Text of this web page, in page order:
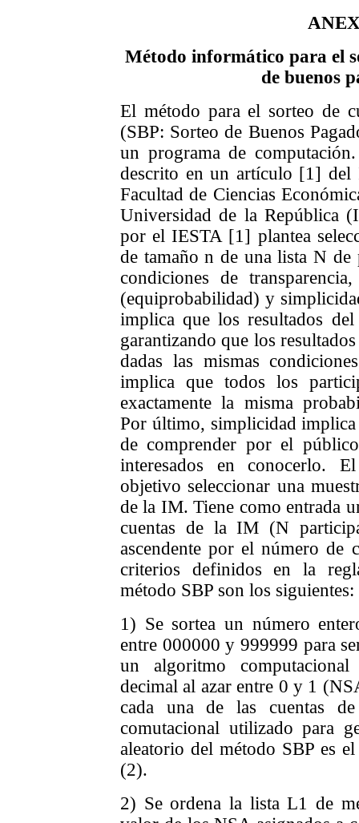
Método informático para el
de buenos
El método para el sorteo de
(SBP: Sorteo de Buenos
un programa de
descrito en un artículo [1] del
Facultad de Ciencias
Universidad de la República
por el IESTA [1] plantea
de tamaño n de una lista N de
condiciones de
(equiprobabilidad) y
implica que los resultados
garantizando que los
dadas las mismas
implica que todos los
exactamente la misma
Por último, simplicidad
de comprender por el
interesados en conocerlo.
objetivo seleccionar una
de la IM. Tiene como entrada
cuentas de la IM (N
ascendente por el número de
criterios definidos en la
método SBP son los siguientes:
1) Se sortea un número
entre 000000 y 999999 para
un algoritmo
decimal al azar entre 0 y 1
cada una de las cuentas
comutacional utilizado para
aleatorio del método SBP es
(2).
2) Se ordena la lista L1 de